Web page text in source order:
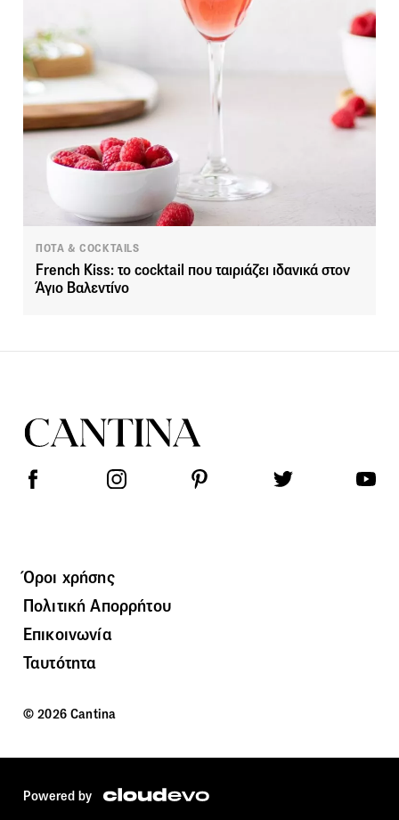
ΠΟΤΑ & COCKTAILS
French Kiss: το cocktail που ταιριάζει ιδανικά στον
Άγιο Βαλεντίνο
Όροι χρήσης
Πολιτική Απορρήτου
Επικοινωνία
Ταυτότητα
© 2026 Cantina
Powered by